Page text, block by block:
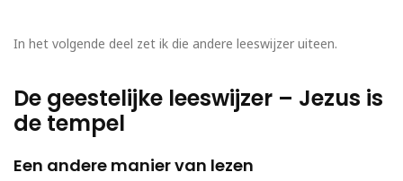
In het volgende deel zet ik die andere leeswijzer uiteen.
De geestelijke leeswijzer – Jezus is
de tempel
Een andere manier van lezen